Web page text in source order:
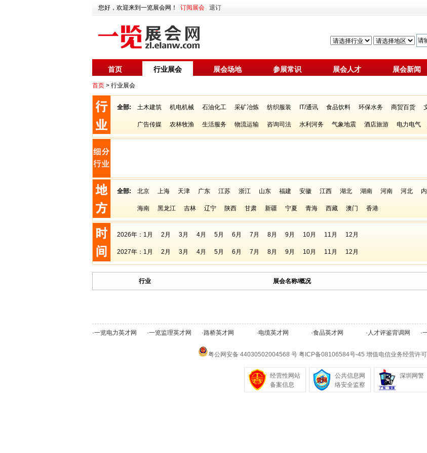
您好，欢迎来到一览展会网！ 订阅展会 退订
首页 行业展会 展会场地 参展常识 展会人才 展会新闻
首页 > 行业展会
全部: 土木建筑 机电机械 石油化工 采矿冶炼 纺织服装 IT/通讯 食品饮料 环保水务 商贸百货
广告传媒 农林牧渔 生活服务 物流运输 咨询司法 水利河务 气象地震 酒店旅游 电力电气
全部: 北京 上海 天津 广东 江苏 浙江 山东 福建 安徽 江西 湖北 湖南 河南 河北
海南 黑龙江 吉林 辽宁 陕西 甘肃 新疆 宁夏 青海 西藏 澳门 香港
2026年： 1月 2月 3月 4月 5月 6月 7月 8月 9月 10月 11月 12月
2027年： 1月 2月 3月 4月 5月 6月 7月 8月 9月 10月 11月 12月
行业 展会名称/概况
·一览电力英才网 ·一览监理英才网 ·路桥英才网 ·电缆英才网 ·食品英才网 · 人才评鉴背调网 ·
粤公网安备 44030502004568 号 粤ICP备08106584号-45 增值电信业务经营许
经营性网站
备案信息
公共信息网
络安全监察
深圳网警